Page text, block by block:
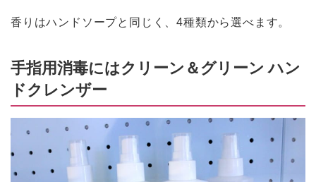
香りはハンドソープと同じく、4種類から選べます。
手指用消毒にはクリーン＆グリーン ハン
ドクレンザー